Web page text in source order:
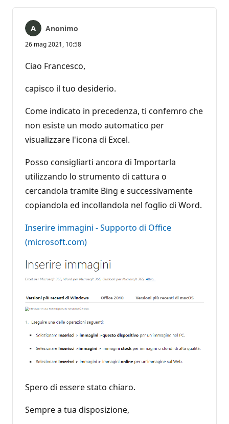
Anonimo
26 mag 2021, 10:58
Ciao Francesco,
capisco il tuo desiderio.
Come indicato in precedenza, ti confemro che
non esiste un modo automatico per
visualizzare l'icona di Excel.
Posso consigliarti ancora di Importarla
utilizzando lo strumento di cattura o
cercandola tramite Bing e successivamente
copiandola ed incollandola nel foglio di Word.
Inserire immagini - Supporto di Office
(microsoft.com)
Spero di essere stato chiaro.
Sempre a tua disposizione,